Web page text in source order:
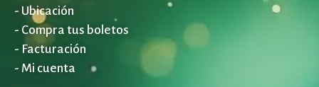
- Ubicación
- Compra tus boletos
- Facturación
- Mi cuenta